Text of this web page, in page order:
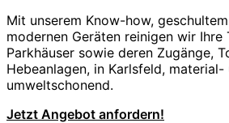
Mit unserem Know-how,
modernen Geräten reinigen wir Ihre
Parkhäuser sowie deren Zugänge,
Hebeanlagen, in Karlsfeld, material-
umweltschonend.
Jetzt Angebot anfordern!